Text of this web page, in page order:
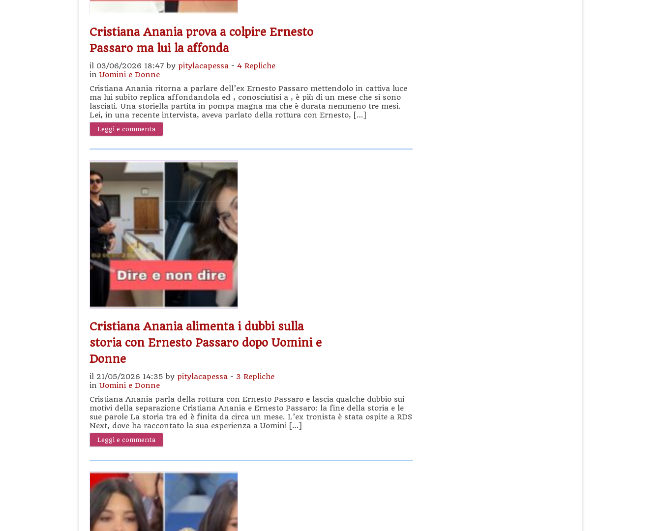
Cristiana Anania prova a colpire Ernesto
Passaro ma lui la affonda
il 03/06/2026 18:47 by pitylacapessa - 4 Repliche
in Uomini e Donne
Cristiana Anania ritorna a parlare dell’ex Ernesto Passaro mettendolo in cattiva luce
ma lui subito replica affondandola ed , conosciutisi a , è più di un mese che si sono
lasciati. Una storiella partita in pompa magna ma che è durata nemmeno tre mesi.
Lei, in una recente intervista, aveva parlato della rottura con Ernesto, […]
Leggi e commenta
Cristiana Anania alimenta i dubbi sulla
storia con Ernesto Passaro dopo Uomini e
Donne
il 21/05/2026 14:35 by pitylacapessa - 3 Repliche
in Uomini e Donne
Cristiana Anania parla della rottura con Ernesto Passaro e lascia qualche dubbio sui
motivi della separazione Cristiana Anania e Ernesto Passaro: la fine della storia e le
sue parole La storia tra ed è finita da circa un mese. L’ex tronista è stata ospite a RDS
Next, dove ha raccontato la sua esperienza a Uomini […]
Leggi e commenta